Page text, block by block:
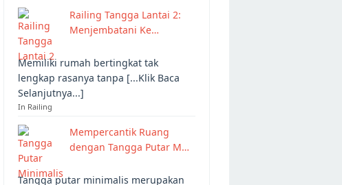
Railing Tangga Lantai 2:
Menjembatani Ke…
Memiliki rumah bertingkat tak
lengkap rasanya tanpa [...Klik Baca
Selanjutnya...]
In Railing
Mempercantik Ruang
dengan Tangga Putar M…
Tangga putar minimalis merupakan